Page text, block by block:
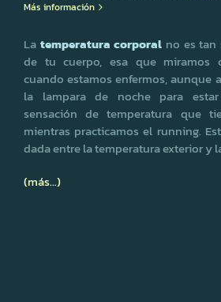
Más información
La temperatura corporal no es tan
de tu cuerpo, esa que miramos
cuando estamos enfermos, aunque
la lampara de noche para
sensación de temperatura que
mientras practicamos el running.
dada entre la temperatura exterior y
(más…)